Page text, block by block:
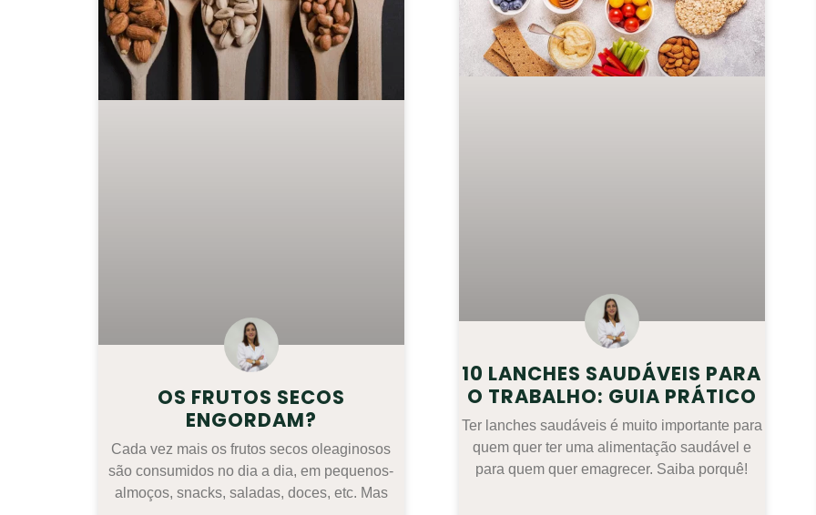
OS FRUTOS SECOS
ENGORDAM?
Cada vez mais os frutos secos oleaginosos
são consumidos no dia a dia, em pequenos-
almoços, snacks, saladas, doces, etc. Mas
10 LANCHES SAUDÁVEIS PARA
O TRABALHO: GUIA PRÁTICO
Ter lanches saudáveis é muito importante para
quem quer ter uma alimentação saudável e
para quem quer emagrecer. Saiba porquê!